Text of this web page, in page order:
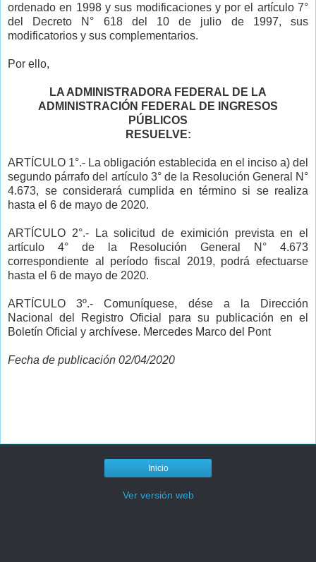
ordenado en 1998 y sus modificaciones y por el artículo 7°
del Decreto N° 618 del 10 de julio de 1997, sus
modificatorios y sus complementarios.
Por ello,
LA ADMINISTRADORA FEDERAL DE LA
ADMINISTRACIÓN FEDERAL DE INGRESOS
PÚBLICOS
RESUELVE:
ARTÍCULO 1°.- La obligación establecida en el inciso a) del
segundo párrafo del artículo 3° de la Resolución General N°
4.673, se considerará cumplida en término si se realiza
hasta el 6 de mayo de 2020.
ARTÍCULO 2°.- La solicitud de eximición prevista en el
artículo 4° de la Resolución General N° 4.673
correspondiente al período fiscal 2019, podrá efectuarse
hasta el 6 de mayo de 2020.
ARTÍCULO 3º.- Comuníquese, dése a la Dirección
Nacional del Registro Oficial para su publicación en el
Boletín Oficial y archívese. Mercedes Marco del Pont
Fecha de publicación 02/04/2020
Inicio
Ver versión web